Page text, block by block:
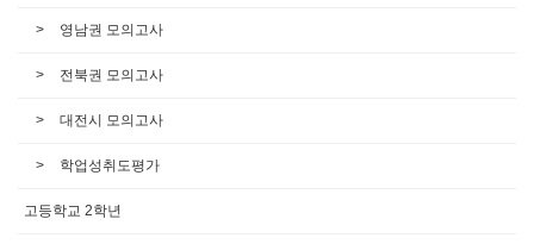
영남권 모의고사
전북권 모의고사
대전시 모의고사
학업성취도평가
고등학교 2학년